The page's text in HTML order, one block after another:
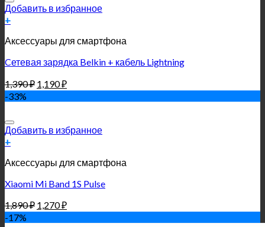
Добавить в избранное
+
Аксессуары для смартфона
Cетевая зарядка Belkin + кабель Lightning
1,390₽ 1,190₽
-33%
Добавить в избранное
+
Аксессуары для смартфона
Xiaomi Mi Band 1S Pulse
1,890₽ 1,270₽
-17%